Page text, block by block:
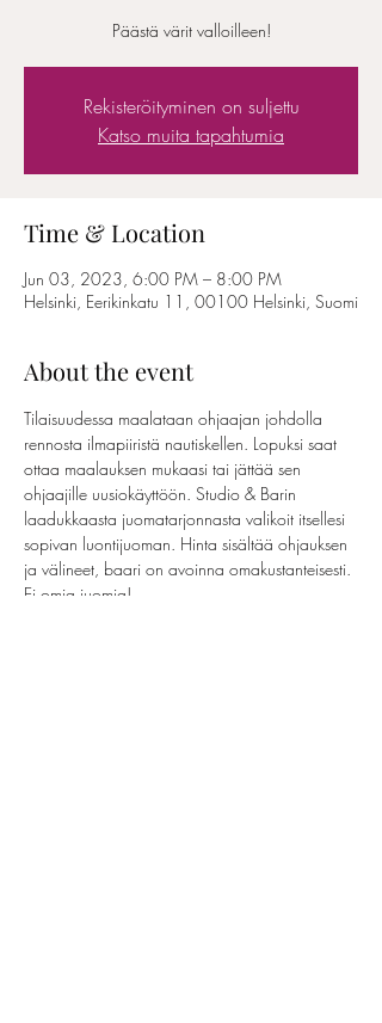
Päästä värit valloilleen!
Rekisteröityminen on suljettu
Katso muita tapahtumia
Time & Location
Jun 03, 2023, 6:00 PM – 8:00 PM
Helsinki, Eerikinkatu 11, 00100 Helsinki, Suomi
About the event
Tilaisuudessa maalataan ohjaajan johdolla
rennosta ilmapiiristä nautiskellen. Lopuksi saat
ottaa maalauksen mukaasi tai jättää sen
ohjaajille uusiokäyttöön. Studio & Barin
laadukkaasta juomatarjonnasta valikoit itsellesi
sopivan luontijuoman. Hinta sisältää ohjauksen
ja välineet, baari on avoinna omakustanteisesti.
Ei omia juomia!